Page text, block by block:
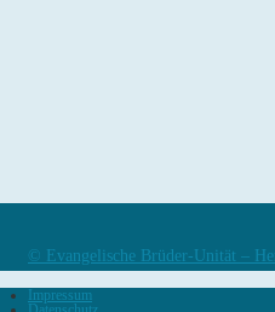
© Evangelische Brüder-Unität –
Impressum